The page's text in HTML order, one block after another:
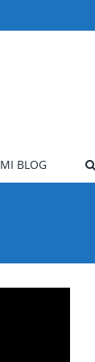
MI BLOG